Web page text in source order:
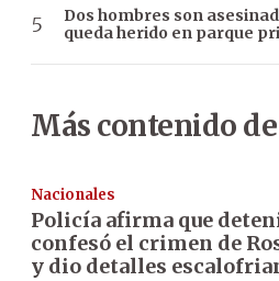
Dos hombres son
queda herido en parque
Más contenido
Nacionales
Policía afirma que
confesó el crimen de
y dio detalles